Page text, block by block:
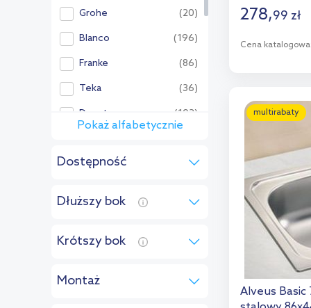
Grohe (20)
Blanco (196)
Franke (86)
Teka (36)
Deante (103)
Alveus (91)
Dornbracht (1)
Globalo (7)
Pokaż alfabetycznie
Dostępność
do 5 dni (62)
na zamówienie
Dłuższy bok
do:
Krótszy bok
Montaż
278,99 zł
Cena katalogowa:
multirabaty
Alveus Basic